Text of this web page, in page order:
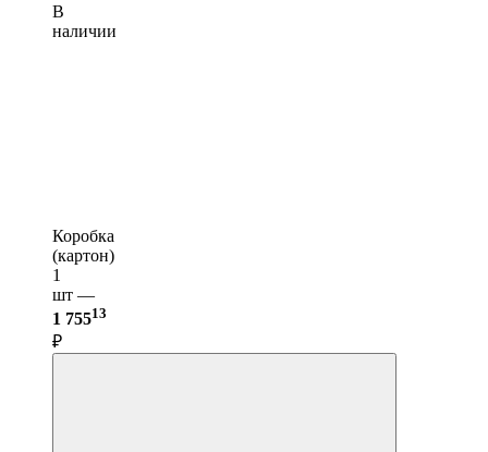
В
наличии
Коробка
(картон)
1
шт —
1 75513
₽